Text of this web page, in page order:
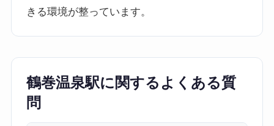
きる環境が整っています。
鶴巻温泉駅に関するよくある質
問